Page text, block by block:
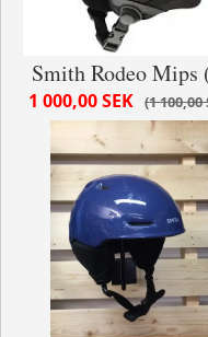
Smith Rodeo Mips
1 100,00
1 000,00 SEK